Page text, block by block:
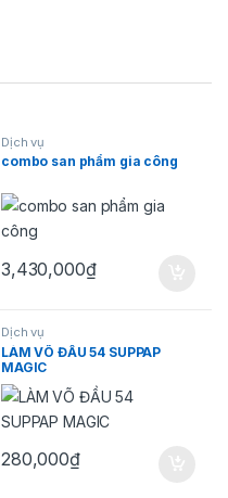
Dịch vụ
combo san phẩm gia công
3,430,000₫
Dịch vụ
LÀM VÕ ĐẦU 54 SUPPAP
MAGIC
280,000₫